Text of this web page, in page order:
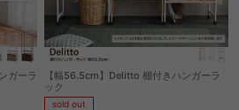
ガーラ
【幅56.5cm】Delitto 棚付きハンガーラ
ック
sold out